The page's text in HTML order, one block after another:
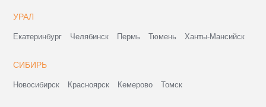
УРАЛ
Екатеринбург Челябинск Пермь Тюмень Ханты-Мансийск
СИБИРЬ
Новосибирск Красноярск Кемерово Томск